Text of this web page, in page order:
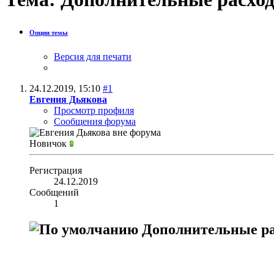
Опции темы
Версия для печати
24.12.2019, 15:10 #1
Евгения Дьякова
Просмотр профиля
Сообщения форума
Новичок
Регистрация
24.12.2019
Сообщений
1
Дополнительные